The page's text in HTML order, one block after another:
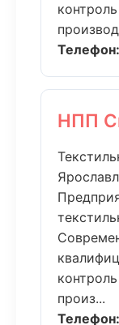
Телефон:
НПП
произ...
Телефон: